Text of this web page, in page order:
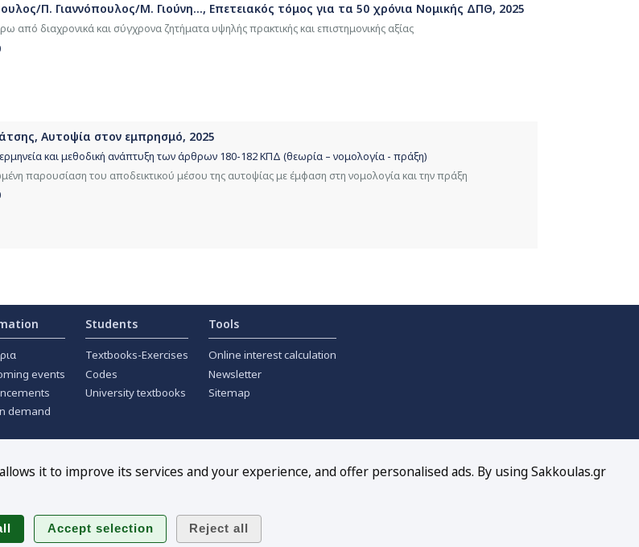
Π. Γιαννόπουλος/Μ. Γιούνη..., Επετειακός τόμος για τα 50 χρόνια Νομικής ΔΠΘ, 2025
από διαχρονικά και σύγχρονα ζητήματα υψηλής πρακτικής και επιστημονικής αξίας
Αυτοψία στον εμπρησμό, 2025
και μεθοδική ανάπτυξη των άρθρων 180-182 ΚΠΔ (θεωρία – νομολογία - πράξη)
παρουσίαση του αποδεικτικού μέσου της αυτοψίας με έμφαση στη νομολογία και την πράξη
events
demand
Students
Textbooks-Exercises
Codes
University textbooks
Tools
Online interest calculation
Newsletter
Sitemap
it to improve its services and your experience, and offer personalised ads. By using Sakkoulas.gr